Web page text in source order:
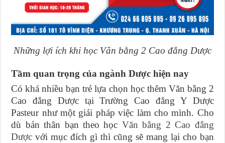
Những lợi ích khi học Văn bằng 2 Cao đẳng Dược
Tầm quan trọng của ngành Dược hiện nay
Có khá nhiều bạn trẻ lựa chọn học thêm Văn bằng 2
Cao đẳng Dược tại Trường Cao đẳng Y Dược
Pasteur như một giải pháp việc làm cho mình. Cho
dù bản thân bạn theo học Văn bằng 2 Cao đẳng
Dược với mục đích gì thì cũng sẽ mang lại cho bạn